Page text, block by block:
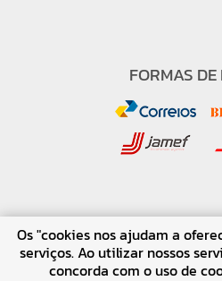
FORMAS
FORMAS DE
SORT
Os "cookies nos ajudam a
serviços. Ao utilizar nossos
concorda com o uso de